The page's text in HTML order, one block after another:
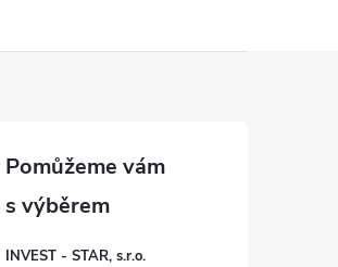
INVEST - STAR, s.r.o.